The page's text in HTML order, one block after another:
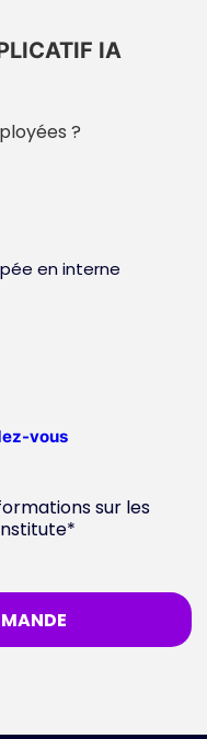
IA
?
en interne
vous
sur les
*